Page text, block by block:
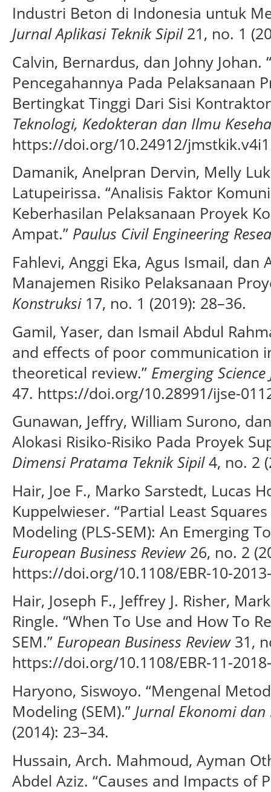
Industri Beton di Indonesia untuk
Jurnal Aplikasi Teknik Sipil21, no. 1
Calvin, Bernardus, dan Johny Johan.
Pencegahannya Pada Pelaksanaan
Bertingkat Tinggi Dari Sisi
Teknologi, Kedokteran dan Ilmu
https://doi.org/10.24912/
Damanik, Anelpran Dervin, Melly
Latupeirissa. “Analisis Faktor
Keberhasilan Pelaksanaan Proyek
Ampat.” Paulus Civil Engineering
Fahlevi, Anggi Eka, Agus Ismail, dan
Manajemen Risiko Pelaksanaan
Konstruksi17, no. 1 (2019): 28–36.
Gamil, Yaser, dan Ismail Abdul
and effects of poor communication
theoretical review.” Emerging
47. https://doi.org/10.28991/ijse-
Gunawan, Jeffry, William Surono,
Alokasi Risiko-Risiko Pada Proyek
Dimensi Pratama Teknik Sipil4, no. 2
Hair, Joe F., Marko Sarstedt, Lucas
Kuppelwieser. “Partial Least
Modeling (PLS-SEM): An Emerging
European Business Review26, no. 2
https://doi.org/10.1108/EBR-10-
Hair, Joseph F., Jeffrey J. Risher,
Ringle. “When To Use and How To
SEM.” European Business Review31,
https://doi.org/10.1108/EBR-11-
Haryono, Siswoyo. “Mengenal
Modeling (SEM).” Jurnal Ekonomi dan
(2014): 23–34.
Hussain, Arch. Mahmoud, Ayman
Abdel Aziz. “Causes and Impacts of